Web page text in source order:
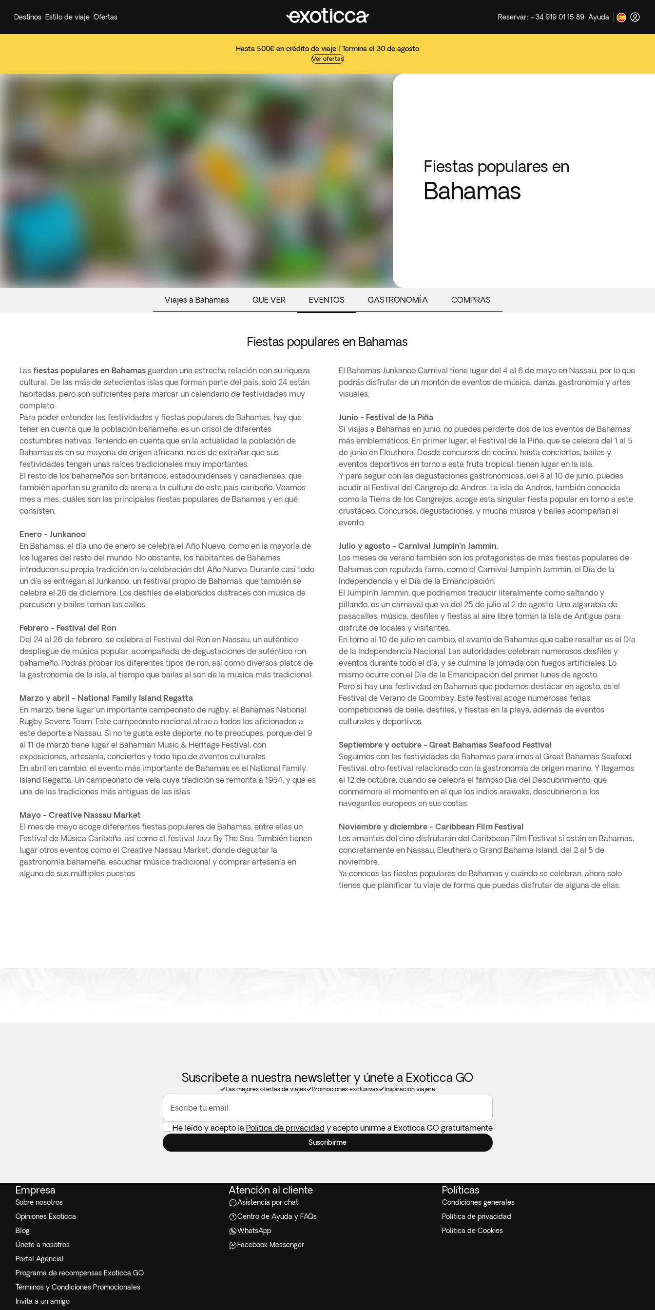
Hasta 500€ en crédito de viaje | Termina el 30 de agosto
Ver ofertas
Destinos Estilo de viaje Ofertas Reservar: +34 919 01 15 89 Ayuda
Fiestas populares en
Bahamas
Viajes a Bahamas QUE VER EVENTOS GASTRONOMÍA COMPRAS
Fiestas populares en Bahamas
Las fiestas populares en Bahamas guardan una estrecha relación con su riqueza
cultural. De las más de setecientas islas que forman parte del país, solo 24 están
habitadas, pero son suficientes para marcar un calendario de festividades muy
completo.
Para poder entender las festividades y fiestas populares de Bahamas, hay que
tener en cuenta que la población bahameña, es un crisol de diferentes
costumbres nativas. Teniendo en cuenta que en la actualidad la población de
Bahamas es en su mayoría de origen africano, no es de extrañar que sus
festividades tengan unas raíces tradicionales muy importantes.
El resto de los bahameños son británicos, estadounidenses y canadienses, que
también aportan su granito de arena a la cultura de este país caribeño. Veamos
mes a mes, cuáles son las principales fiestas populares de Bahamas y en qué
consisten.
Enero - Junkanoo
En Bahamas, el día uno de enero se celebra el Año Nuevo, como en la mayoría de
los lugares del resto del mundo. No obstante, los habitantes de Bahamas
introducen su propia tradición en la celebración del Año Nuevo. Durante casi todo
un día se entregan al Junkanoo, un festival propio de Bahamas, que también se
celebra el 26 de diciembre. Los desfiles de elaborados disfraces con música de
percusión y bailes toman las calles.
Febrero - Festival del Ron
Del 24 al 26 de febrero, se celebra el Festival del Ron en Nassau, un auténtico
despliegue de música popular, acompañada de degustaciones de auténtico ron
bahameño. Podrás probar los diferentes tipos de ron, así como diversos platos de
la gastronomía de la isla, al tiempo que bailas al son de la música más tradicional.
Marzo y abril - National Family Island Regatta
En marzo, tiene lugar un importante campeonato de rugby, el Bahamas National
Rugby Sevens Team. Este campeonato nacional atrae a todos los aficionados a
este deporte a Nassau. Si no te gusta este deporte, no te preocupes, porque del 9
al 11 de marzo tiene lugar el Bahamian Music & Heritage Festival, con
exposiciones, artesanía, conciertos y todo tipo de eventos culturales.
En abril en cambio, el evento más importante de Bahamas es el National Family
Island Regatta. Un campeonato de vela cuya tradición se remonta a 1954, y que es
una de las tradiciones más antiguas de las islas.
Mayo - Creative Nassau Market
El mes de mayo acoge diferentes fiestas populares de Bahamas, entre ellas un
Festival de Música Caribeña, así como el festival Jazz By The Sea. También tienen
lugar otros eventos como el Creative Nassau Market, donde degustar la
gastronomía bahameña, escuchar música tradicional y comprar artesanía en
alguno de sus múltiples puestos.
El Bahamas Junkanoo Carnival tiene lugar del 4 al 6 de mayo en Nassau, por lo que
podrás disfrutar de un montón de eventos de música, danza, gastronomía y artes
visuales.
Junio - Festival de la Piña
Si viajas a Bahamas en junio, no puedes perderte dos de los eventos de Bahamas
más emblemáticos. En primer lugar, el Festival de la Piña, que se celebra del 1 al 5
de junio en Eleuthera. Desde concursos de cocina, hasta conciertos, bailes y
eventos deportivos en torno a esta fruta tropical, tienen lugar en la isla.
Y para seguir con las degustaciones gastronómicas, del 8 al 10 de junio, puedes
acudir al Festival del Cangrejo de Andros. La isla de Andros, también conocida
como la Tierra de los Cangrejos, acoge esta singular fiesta popular en torno a este
crustáceo. Concursos, degustaciones, y mucha música y bailes acompañan al
evento.
Julio y agosto - Carnival Jumpin’n Jammin,
Los meses de verano también son los protagonistas de más fiestas populares de
Bahamas con reputada fama, como el Carnival Jumpin’n Jammin, el Día de la
Independencia y el Día de la Emancipación.
El Jumpin’n Jammin, que podríamos traducir literalmente como saltando y
pillando, es un carnaval que va del 25 de julio al 2 de agosto. Una algarabía de
pasacalles, música, desfiles y fiestas al aire libre toman la isla de Antigua para
disfrute de locales y visitantes.
En torno al 10 de julio en cambio, el evento de Bahamas que cabe resaltar es el Día
de la Independencia Nacional. Las autoridades celebran numerosos desfiles y
eventos durante todo el día, y se culmina la jornada con fuegos artificiales. Lo
mismo ocurre con el Día de la Emancipación del primer lunes de agosto.
Pero si hay una festividad en Bahamas que podamos destacar en agosto, es el
Festival de Verano de Goombay. Este festival acoge numerosas ferias,
competiciones de baile, desfiles, y fiestas en la playa, además de eventos
culturales y deportivos.
Septiembre y octubre - Great Bahamas Seafood Festival
Seguimos con las festividades de Bahamas para irnos al Great Bahamas Seafood
Festival, otro festival relacionado con la gastronomía de origen marino. Y llegamos
al 12 de octubre, cuando se celebra el famoso Día del Descubrimiento, que
conmemora el momento en el que los indios arawaks, descubrieron a los
navegantes europeos en sus costas.
Noviembre y diciembre - Caribbean Film Festival
Los amantes del cine disfrutarán del Caribbean Film Festival si están en Bahamas,
concretamente en Nassau, Eleuthera o Grand Bahama Island, del 2 al 5 de
noviembre.
Ya conoces las fiestas populares de Bahamas y cuándo se celebran, ahora solo
tienes que planificar tu viaje de forma que puedas disfrutar de alguna de ellas.
Suscríbete a nuestra newsletter y únete a Exoticca GO
Las mejores ofertas de viajes Promociones exclusivas Inspiración viajera
Escribe tu email
He leído y acepto la Política de privacidad y acepto unirme a Exoticca GO gratuitamente
Suscribirme
Empresa
Sobre nosotros
Opiniones Exoticca
Blog
Únete a nosotros
Portal Agencial
Programa de recompensas Exoticca GO
Términos y Condiciones Promocionales
Invita a un amigo
Atención al cliente
Asistencia por chat
Centro de Ayuda y FAQs
WhatsApp
Facebook Messenger
Políticas
Condiciones generales
Política de privacidad
Política de Cookies